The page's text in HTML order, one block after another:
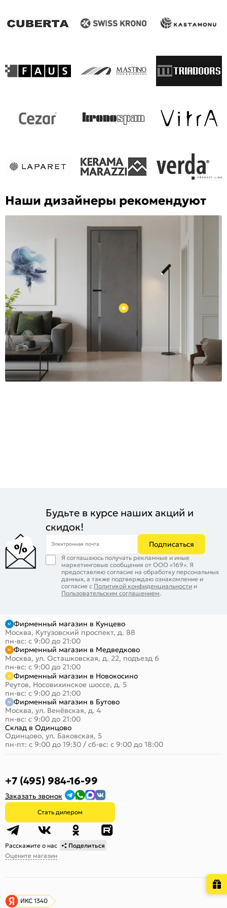
Наши дизайнеры рекомендуют
Будьте в курсе наших акций и
скидок!
Электронная почта Подписаться
Я соглашаюсь получать рекламные и иные
маркетинговые сообщения от ООО «169». Я
предоставляю согласие на обработку персональных
данных, а также подтверждаю ознакомление и
согласие с Политикой конфиденциальности и
Пользовательским соглашением.
Фирменный магазин в Кунцево
Москва, Кутузовский проспект, д. 88
пн-вс: с 9:00 до 21:00
Фирменный магазин в Медведково
Москва, ул. Осташковская, д. 22, подъезд 6
пн-вс: с 9:00 до 21:00
Фирменный магазин в Новокосино
Реутов, Носовихинское шоссе, д. 5
пн-вс: с 9:00 до 21:00
Фирменный магазин в Бутово
Москва, ул. Венёвская, д. 4
пн-вс: с 9:00 до 21:00
Склад в Одинцово
Одинцово, ул. Баковская, 5
пн-пт: с 9:00 до 19:30 / сб-вс: с 9:00 до 18:00
+7 (495) 984-16-99
Заказать звонок
Стать дилером
Расскажите о нас
Поделиться
Оцените магазин
ИКС 1340